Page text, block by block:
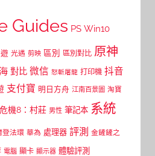
Guides PS Win10
光遇 剪映 區別 區別對比 原神
對比 微信 怒斬屠龍 打印機 抖音
支付寶 明日方舟 江南百景圖 淘寶
機8：村莊 男性 筆記本 系統
登法環 華為 處理器 評測 金鏟鏟之
電腦 顯卡 顯示器 體驗評測